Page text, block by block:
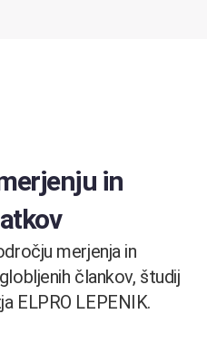
in
merjenja in
člankov, študij
ELPRO LEPENIK.